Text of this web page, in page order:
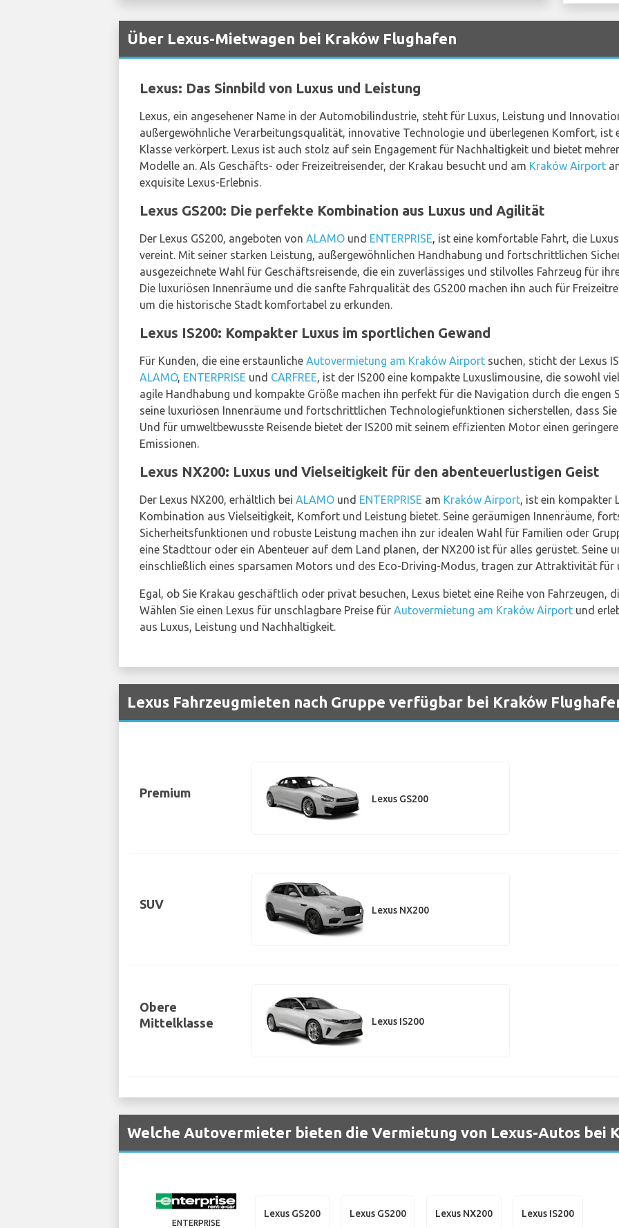
Über Lexus-Mietwagen bei Kraków Flughafen
Lexus: Das Sinnbild von Luxus und Leistung
Lexus, ein angesehener Name in der Automobilindustrie, steht für Luxus, Leistung und
außergewöhnliche Verarbeitungsqualität, innovative Technologie und überlegenen Komfort, ist
Klasse verkörpert. Lexus ist auch stolz auf sein Engagement für Nachhaltigkeit und bietet
Modelle an. Als Geschäfts- oder Freizeitreisender, der Krakau besucht und am Kraków Airport
exquisite Lexus-Erlebnis.
Lexus GS200: Die perfekte Kombination aus Luxus und Agilität
Der Lexus GS200, angeboten von ALAMO und ENTERPRISE, ist eine komfortable Fahrt, die
vereint. Mit seiner starken Leistung, außergewöhnlichen Handhabung und fortschrittlichen
ausgezeichnete Wahl für Geschäftsreisende, die ein zuverlässiges und stilvolles Fahrzeug für
Die luxuriösen Innenräume und die sanfte Fahrqualität des GS200 machen ihn auch für
um die historische Stadt komfortabel zu erkunden.
Lexus IS200: Kompakter Luxus im sportlichen Gewand
Für Kunden, die eine erstaunliche Autovermietung am Kraków Airport suchen, sticht der Lexus
ALAMO, ENTERPRISE und CARFREE, ist der IS200 eine kompakte Luxuslimousine, die sowohl
agile Handhabung und kompakte Größe machen ihn perfekt für die Navigation durch die engen
seine luxuriösen Innenräume und fortschrittlichen Technologiefunktionen sicherstellen, dass
Und für umweltbewusste Reisende bietet der IS200 mit seinem effizienten Motor einen
Emissionen.
Lexus NX200: Luxus und Vielseitigkeit für den abenteuerlustigen Geist
Der Lexus NX200, erhältlich bei ALAMO und ENTERPRISE am Kraków Airport, ist ein kompakter
Kombination aus Vielseitigkeit, Komfort und Leistung bietet. Seine geräumigen Innenräume,
Sicherheitsfunktionen und robuste Leistung machen ihn zur idealen Wahl für Familien oder
eine Stadttour oder ein Abenteuer auf dem Land planen, der NX200 ist für alles gerüstet. Seine
einschließlich eines sparsamen Motors und des Eco-Driving-Modus, tragen zur Attraktivität für
Egal, ob Sie Krakau geschäftlich oder privat besuchen, Lexus bietet eine Reihe von Fahrzeugen,
Wählen Sie einen Lexus für unschlagbare Preise für Autovermietung am Kraków Airport und
aus Luxus, Leistung und Nachhaltigkeit.
Lexus Fahrzeugmieten nach Gruppe verfügbar bei Kraków
Premium Lexus GS200
SUV Lexus NX200
Obere
Mittelklasse
Lexus IS200
Welche Autovermieter bieten die Vermietung von Lexus-Autos bei
ENTERPRISE
Lexus GS200 Lexus GS200 Lexus NX200 Lexus IS200